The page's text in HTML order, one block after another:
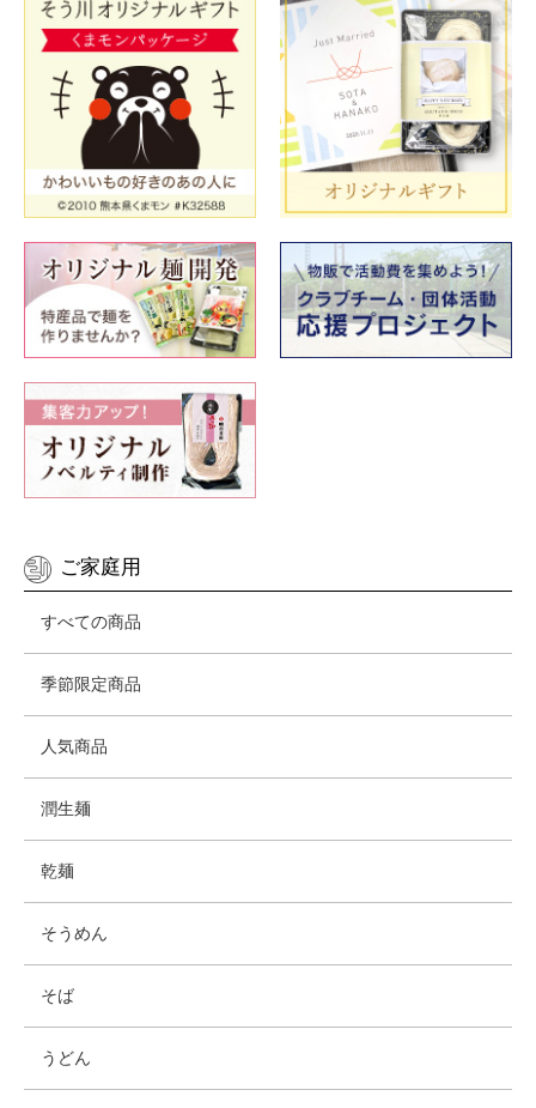
ご家庭用
すべての商品
季節限定商品
人気商品
潤生麺
乾麺
そうめん
そば
うどん